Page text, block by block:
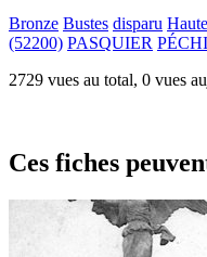
Bronze Bustes disparu
(52200) PASQUIER
2729 vues au total, 0 vues
Ces fiches